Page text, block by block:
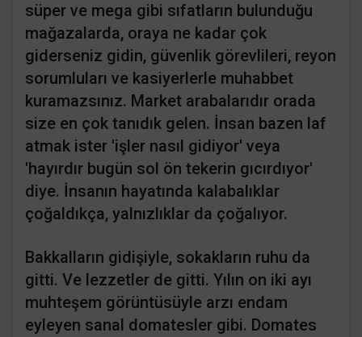
süper ve mega gibi sıfatların bulunduğu
mağazalarda, oraya ne kadar çok
giderseniz gidin, güvenlik görevlileri, reyon
sorumluları ve kasiyerlerle muhabbet
kuramazsınız. Market arabalarıdır orada
size en çok tanıdık gelen. İnsan bazen laf
atmak ister 'işler nasıl gidiyor' veya
'hayırdır bugün sol ön tekerin gıcırdıyor'
diye. İnsanın hayatında kalabalıklar
çoğaldıkça, yalnızlıklar da çoğalıyor.
Bakkalların gidişiyle, sokakların ruhu da
gitti. Ve lezzetler de gitti. Yılın on iki ayı
muhteşem görüntüsüyle arzı endam
eyleyen sanal domatesler gibi. Domates